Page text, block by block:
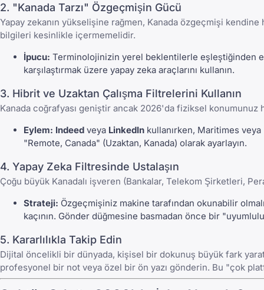
2. "Kanada Tarzı" Özgeçmişin Gücü
Yapay zekanın yükselişine rağmen, Kanada özgeçmişi
bilgileri kesinlikle içermemelidir.
İpucu: Terminolojinizin yerel beklentilerle eşleştiğinden
karşılaştırmak üzere yapay zeka araçlarını kullanın.
3. Hibrit ve Uzaktan Çalışma Filtrelerini Kullanın
Kanada coğrafyası geniştir ancak 2026'da fiziksel konumunuz
Eylem: Indeed veya LinkedIn kullanırken, Maritimes
"Remote, Canada" (Uzaktan, Kanada) olarak ayarlayın.
4. Yapay Zeka Filtresinde Ustalaşın
Çoğu büyük Kanadalı işveren (Bankalar, Telekom Şirketleri,
Strateji: Özgeçmişiniz makine tarafından okunabilir
kaçının. Gönder düğmesine basmadan önce bir
5. Kararlılıkla Takip Edin
Dijital öncelikli bir dünyada, kişisel bir dokunuş büyük fark
profesyonel bir not veya özel bir ön yazı gönderin. Bu "çok